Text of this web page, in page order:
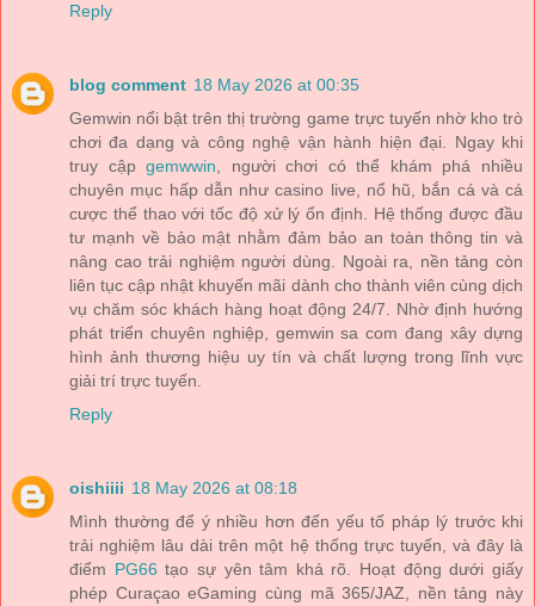
Reply
blog comment 18 May 2026 at 00:35
Gemwin nổi bật trên thị trường game trực tuyến nhờ kho trò
chơi đa dạng và công nghệ vận hành hiện đại. Ngay khi
truy cậpgemwwin , người chơi có thể khám phá nhiều
chuyên mục hấp dẫn như casino live, nổ hũ, bắn cá và cá
cược thể thao với tốc độ xử lý ổn định. Hệ thống được đầu
tư mạnh về bảo mật nhằm đảm bảo an toàn thông tin và
nâng cao trải nghiệm người dùng. Ngoài ra, nền tảng còn
liên tục cập nhật khuyến mãi dành cho thành viên cùng dịch
vụ chăm sóc khách hàng hoạt động 24/7. Nhờ định hướng
phát triển chuyên nghiệp, gemwin sa com đang xây dựng
hình ảnh thương hiệu uy tín và chất lượng trong lĩnh vực
giải trí trực tuyến.
Reply
oishiiii 18 May 2026 at 08:18
Mình thường để ý nhiều hơn đến yếu tố pháp lý trước khi
trải nghiệm lâu dài trên một hệ thống trực tuyến, và đây là
điểm PG66 tạo sự yên tâm khá rõ. Hoạt động dưới giấy
phép Curaçao eGaming cùng mã 365/JAZ, nền tảng này